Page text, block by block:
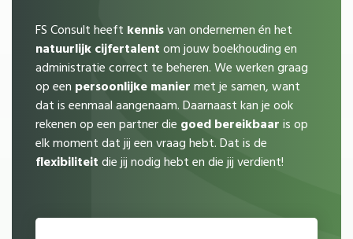
FS Consult heeft kennisvan ondernemen én het
natuurlijk cijfertalent om jouw boekhouding en
administratie correct te beheren. We werken graag
op een persoonlijke manier met je samen, want
dat is eenmaal aangenaam. Daarnaast kan je ook
rekenen op een partner die goed bereikbaar is op
elk moment dat jij een vraag hebt. Dat is de
flexibiliteit die jij nodig hebt en die jij verdient!